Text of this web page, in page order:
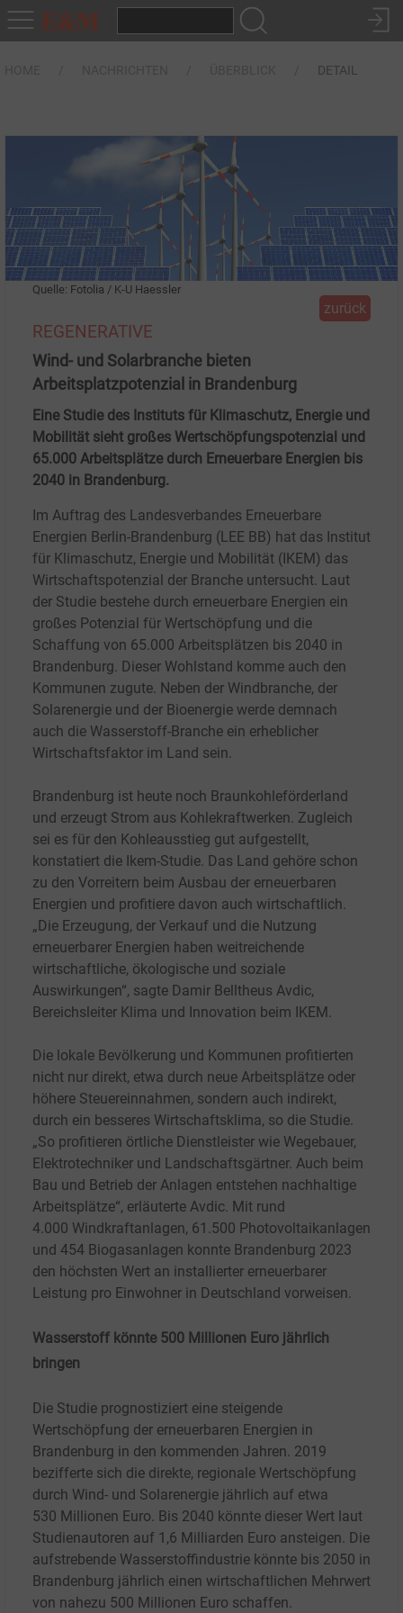
DETAIL
Quelle: Fotolia / K-U Haessler
zurück
REGENERATIVE
Wind- und Solarbranche bieten
Arbeitsplatzpotenzial in Brandenburg
Eine Studie des Instituts für Klimaschutz, Energie und
Mobilität sieht großes Wertschöpfungspotenzial und
65.000 Arbeitsplätze durch Erneuerbare Energien bis
2040 in Brandenburg.
Im Auftrag des Landesverbandes Erneuerbare
Energien Berlin-Brandenburg (LEE BB) hat das Institut
für Klimaschutz, Energie und Mobilität (IKEM) das
Wirtschaftspotenzial der Branche untersucht. Laut
der Studie bestehe durch erneuerbare Energien ein
großes Potenzial für Wertschöpfung und die
Schaffung von 65.000 Arbeitsplätzen bis 2040 in
Brandenburg. Dieser Wohlstand komme auch den
Kommunen zugute. Neben der Windbranche, der
Solarenergie und der Bioenergie werde demnach
auch die Wasserstoff-Branche ein erheblicher
Wirtschaftsfaktor im Land sein.
Brandenburg ist heute noch Braunkohleförderland
und erzeugt Strom aus Kohlekraftwerken. Zugleich
sei es für den Kohleausstieg gut aufgestellt,
konstatiert die Ikem-Studie. Das Land gehöre schon
zu den Vorreitern beim Ausbau der erneuerbaren
Energien und profitiere davon auch wirtschaftlich.
„Die Erzeugung, der Verkauf und die Nutzung
erneuerbarer Energien haben weitreichende
wirtschaftliche, ökologische und soziale
Auswirkungen“, sagte Damir Belltheus Avdic,
Bereichsleiter Klima und Innovation beim IKEM.
Die lokale Bevölkerung und Kommunen profitierten
nicht nur direkt, etwa durch neue Arbeitsplätze oder
höhere Steuereinnahmen, sondern auch indirekt,
durch ein besseres Wirtschaftsklima, so die Studie.
„So profitieren örtliche Dienstleister wie Wegebauer,
Elektrotechniker und Landschaftsgärtner. Auch beim
Bau und Betrieb der Anlagen entstehen nachhaltige
Arbeitsplätze“, erläuterte Avdic. Mit rund
4.000 Windkraftanlagen, 61.500 Photovoltaikanlagen
und 454 Biogasanlagen konnte Brandenburg 2023
den höchsten Wert an installierter erneuerbarer
Leistung pro Einwohner in Deutschland vorweisen.
Wasserstoff könnte 500 Millionen Euro jährlich
bringen
Die Studie prognostiziert eine steigende
Wertschöpfung der erneuerbaren Energien in
Brandenburg in den kommenden Jahren. 2019
bezifferte sich die direkte, regionale Wertschöpfung
durch Wind- und Solarenergie jährlich auf etwa
530 Millionen Euro. Bis 2040 könnte dieser Wert laut
Studienautoren auf 1,6 Milliarden Euro ansteigen. Die
aufstrebende Wasserstoffindustrie könnte bis 2050 in
Brandenburg jährlich einen wirtschaftlichen Mehrwert
von nahezu 500 Millionen Euro schaffen.